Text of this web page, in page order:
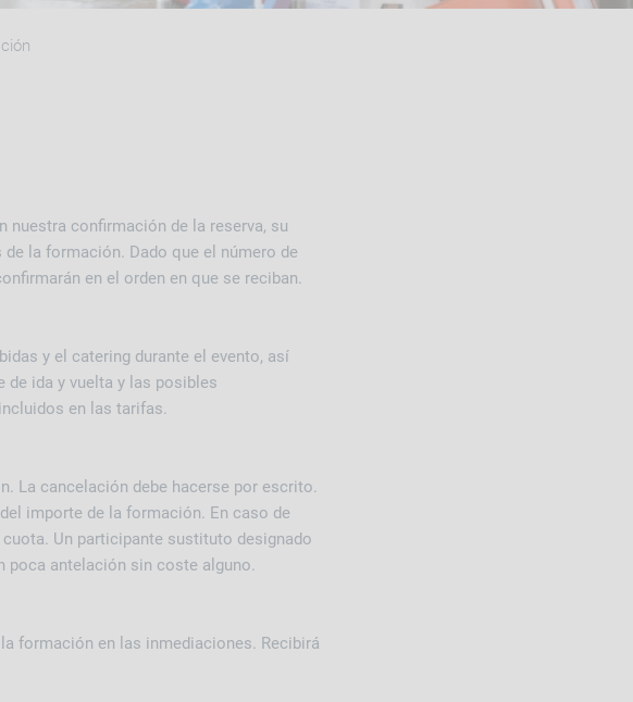
confirmación de la reserva, su
la formación. Dado que el número de
en el orden en que se reciban.
y el catering durante el evento, así
ida y vuelta y las posibles
en las tarifas.
La cancelación debe hacerse por escrito.
importe de la formación. En caso de
Un participante sustituto designado
poca antelación sin coste alguno.
formación en las inmediaciones. Recibirá